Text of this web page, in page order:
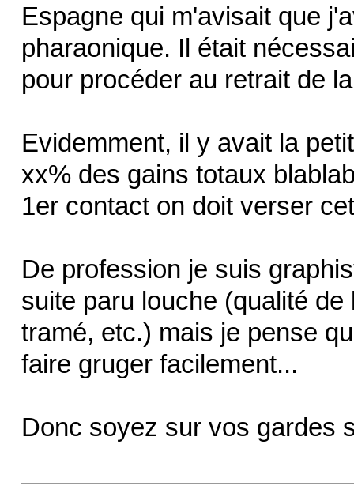
Espagne qui m'avisait que
pharaonique. Il était
pour procéder au retrait de
Evidemment, il y avait la
xx% des gains totaux
1er contact on doit verser
De profession je suis
suite paru louche (qualité
tramé, etc.) mais je pense
faire gruger facilement...
Donc soyez sur vos gardes